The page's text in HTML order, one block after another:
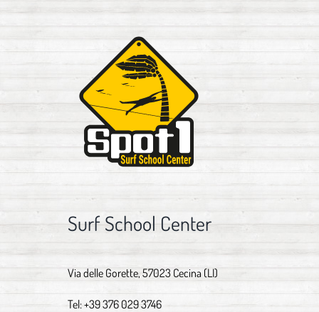
Surf School Center
Via delle Gorette, 57023 Cecina (LI)
Tel:+39 376 029 3746